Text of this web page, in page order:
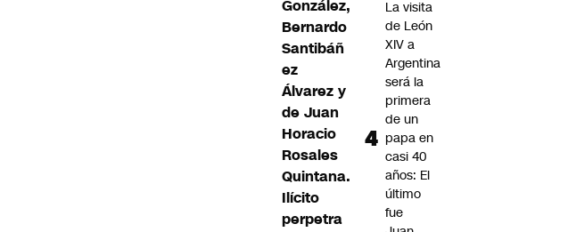
González,
Bernardo
Santibáñ
ez
Álvarez y
de Juan
Horacio
Rosales
Quintana.
Ilícito
perpetra
La visita
de León
XIV a
Argentina
será la
primera
de un
papa en
casi 40
años: El
último
fue